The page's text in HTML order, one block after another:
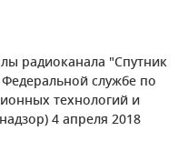
радиоканала "Спутник
службе по
технологий и
4 апреля 2018